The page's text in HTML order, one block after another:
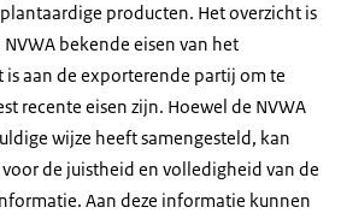
producten. Het overzicht is
bekende eisen van het
aan de exporterende partij om te
recente eisen zijn. Hoewel de NVWA
wijze heeft samengesteld, kan
de juistheid en volledigheid van de
Aan deze informatie kunnen